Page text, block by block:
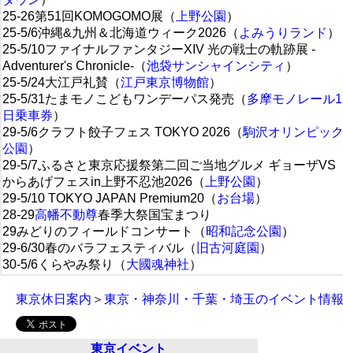
25-26第51回KOMOGOMO展（ 上野公園 ）
25-5/6沖縄&九州＆北海道ウィーク2026（ よみうりランド ）
25-5/10ファイナルファンタジーXIV 光の戦士の軌跡展 -
Adventurer's Chronicle-（池袋サンシャインシティ ）
25-5/24大江戸礼賛（江戸東京博物館）
25-5/31たまモノこどもワンデーパス発売（多摩モノレール1
日乗車券）
29-5/6クラフト餃子フェス TOKYO 2026（駒沢オリンピック
公園 ）
29-5/7ふるさと東京応援祭第二回ご当地グルメ ギョーザVS
からあげフェスin上野不忍池2026（ 上野公園 ）
29-5/10 TOKYO JAPAN Premium20（お台場）
28-29高幡不動尊春季大祭国宝まつり
29みどりのフィールドコンサート（昭和記念公園 ）
29-6/30春のバラフェスティバル（ 旧古河庭園 ）
30-5/6くらやみ祭り（大國魂神社）
東京休日案内 ＞ 東京・神奈川・千葉・埼玉のイベント情報
東京イベント